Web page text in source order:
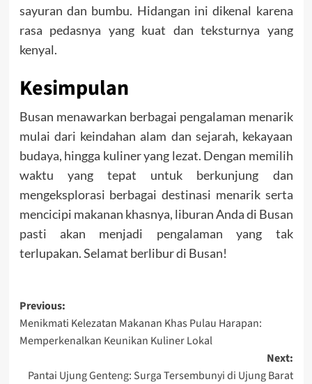
sayuran dan bumbu. Hidangan ini dikenal karena
rasa pedasnya yang kuat dan teksturnya yang
kenyal.
Kesimpulan
Busan menawarkan berbagai pengalaman menarik
mulai dari keindahan alam dan sejarah, kekayaan
budaya, hingga kuliner yang lezat. Dengan memilih
waktu yang tepat untuk berkunjung dan
mengeksplorasi berbagai destinasi menarik serta
mencicipi makanan khasnya, liburan Anda di Busan
pasti akan menjadi pengalaman yang tak
terlupakan. Selamat berlibur di Busan!
Post
navigation
Previous:
Menikmati Kelezatan Makanan Khas Pulau Harapan:
Memperkenalkan Keunikan Kuliner Lokal
Next:
Pantai Ujung Genteng: Surga Tersembunyi di Ujung Barat